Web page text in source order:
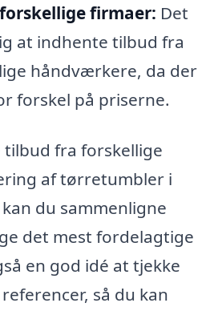
firmaer: Det
at indhente tilbud fra
håndværkere, da der
forskel på priserne.
fra forskellige
af tørretumbler i
du sammenligne
det mest fordelagtige
en god idé at tjekke
så du kan